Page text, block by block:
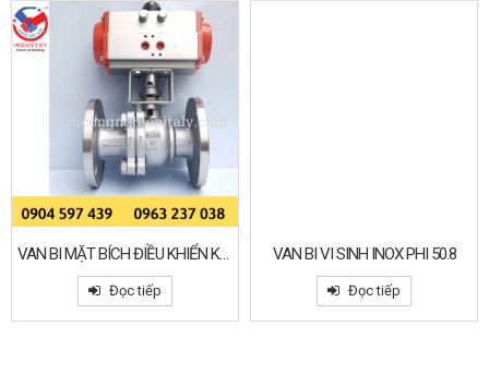
VAN BI MẶT BÍCH ĐIỀU KHIỂN KHÍ NÉN
Đọc tiếp
VAN BI VI SINH INOX PHI 50.8
Đọc tiếp